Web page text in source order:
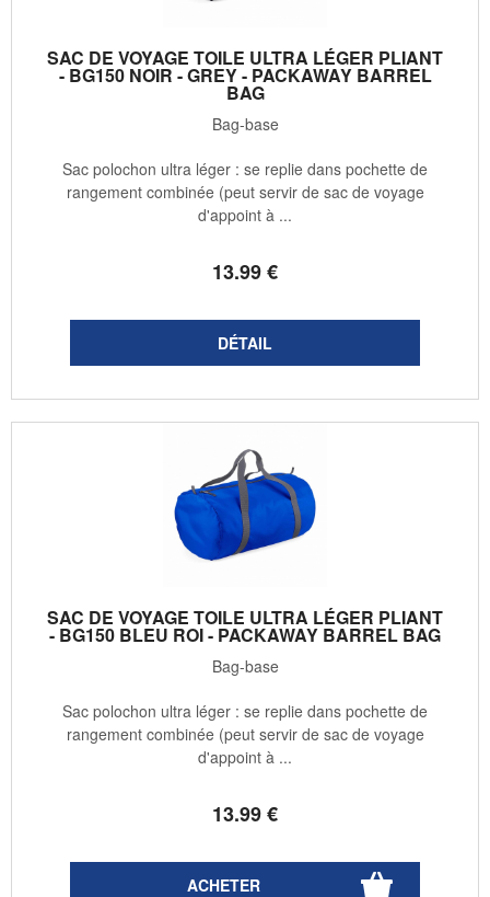
SAC DE VOYAGE TOILE ULTRA LÉGER PLIANT
- BG150 NOIR - GREY - PACKAWAY BARREL
BAG
Bag-base
13.99€
Sac polochon ultra léger : se replie dans pochette de
rangement combinée (peut servir de sac de voyage
d'appoint à ...
SAC DE VOYAGE TOILE ULTRA LÉGER PLIANT
- BG150 BLEU ROI - PACKAWAY BARREL BAG
Bag-base
13.99€
Sac polochon ultra léger : se replie dans pochette de
rangement combinée (peut servir de sac de voyage
d'appoint à ...